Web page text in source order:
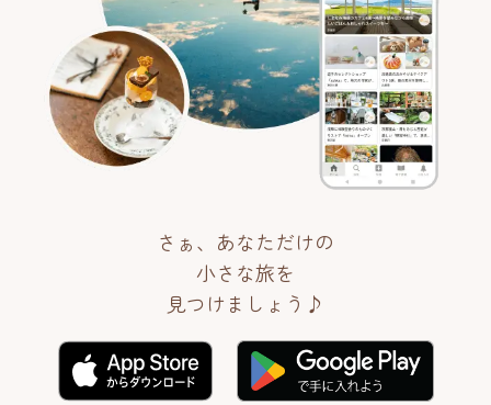
さぁ、あなただけの
小さな旅を
見つけましょう♪